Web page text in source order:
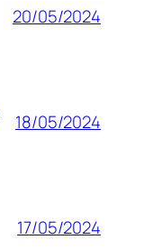
20/05/2024
18/05/2024
17/05/2024